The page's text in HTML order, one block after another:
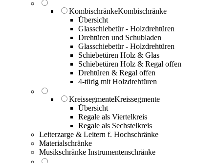
KombischränkeKombischränke
Übersicht
Glasschiebetür - Holzdrehtüren
Drehtüren und Schubladen
Glasschiebetür - Holzdrehtüren
Schiebetüren Holz & Glas
Schiebetüren Holz & Regal offen
Drehtüren & Regal offen
4-türig mit Holzdrehtüren
KreissegmenteKreissegmente
Übersicht
Regale als Viertelkreis
Regale als Sechstelkreis
Leiterzarge & Leitern f. Hochschränke
Materialschränke
Musikschränke Instrumentenschränke